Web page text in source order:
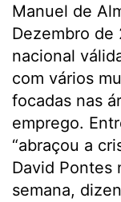
Manuel de
Dezembro de
nacional
com vários
focadas nas
emprego.
“abraçou a
David Pontes
semana,